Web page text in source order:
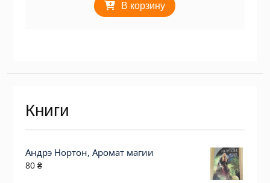
В корзину
Книги
Андрэ Нортон, Аромат магии
80 ₴